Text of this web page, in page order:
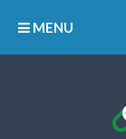
MENU